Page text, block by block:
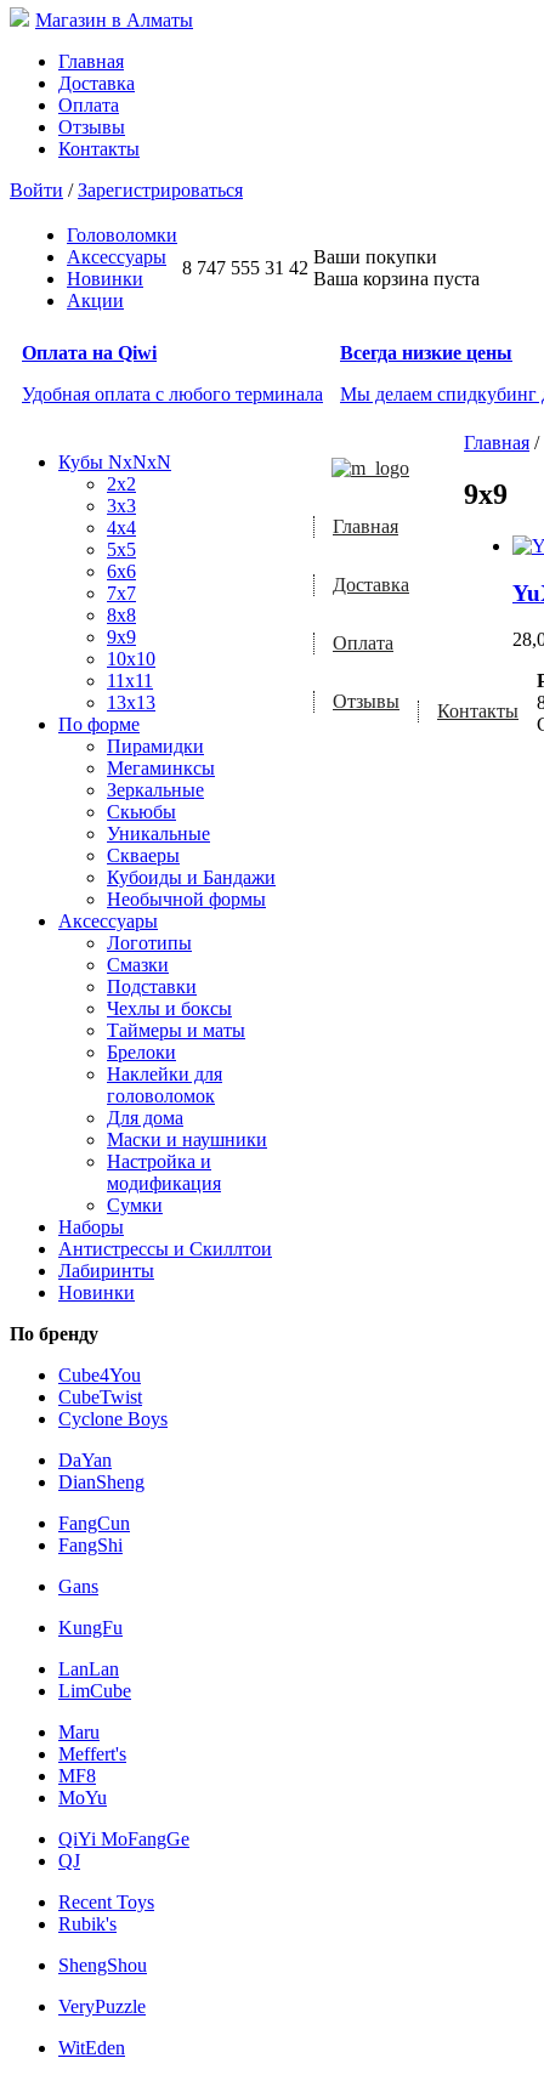
Магазин в Алматы
Главная
Доставка
Оплата
Отзывы
Контакты
Войти /Зарегистрироваться
Головоломки
Аксессуары
Новинки
Акции
8 747 555 31 42
Ваши покупки
Ваша корзина пуста
Оплата на Qiwi
Удобная оплата с любого терминала
Всегда низкие цены
Мы делаем спидкубинг
Кубы NxNxN
2x2
3x3
4x4
5x5
6x6
7x7
8x8
9x9
10x10
11x11
13x13
По форме
Пирамидки
Мегаминксы
Зеркальные
Скьюбы
Уникальные
Скваеры
Кубоиды и Бандажи
Необычной формы
Аксессуары
Логотипы
Смазки
Подставки
Чехлы и боксы
Таймеры и маты
Брелоки
Наклейки для
головоломок
Для дома
Маски и наушники
Настройка и
модификация
Сумки
Наборы
Антистрессы и Скиллтои
Лабиринты
Новинки
По бренду
Cube4You
CubeTwist
Cyclone Boys
DaYan
DianSheng
FangCun
FangShi
Gans
KungFu
LanLan
LimCube
Maru
Meffert's
MF8
MoYu
QiYi MoFangGe
QJ
Recent Toys
Rubik's
ShengShou
VeryPuzzle
WitEden
Главная /
9x9
Главная
Доставка
Оплата
Отзывы Контакты